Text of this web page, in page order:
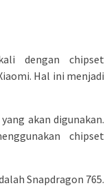
dengan chipset
Hal ini menjadi
akan digunakan.
chipset
Snapdragon 765.